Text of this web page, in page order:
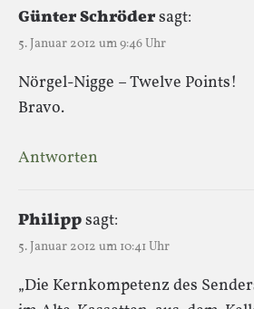
Günter Schrödersagt:
5. Januar 2012 um 9:46 Uhr
Nörgel-Nigge – Twelve Points!
Bravo.
Antworten
Philippsagt:
5. Januar 2012 um 10:41 Uhr
„Die Kernkompetenz des